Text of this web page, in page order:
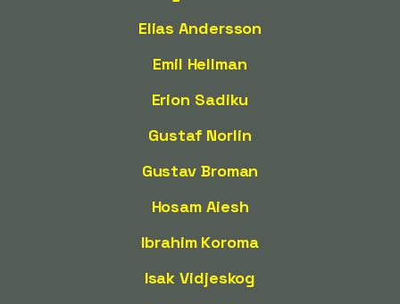
Elias Andersson
Emil Hellman
Erion Sadiku
Gustaf Norlin
Gustav Broman
Hosam Aiesh
Ibrahim Koroma
Isak Vidjeskog